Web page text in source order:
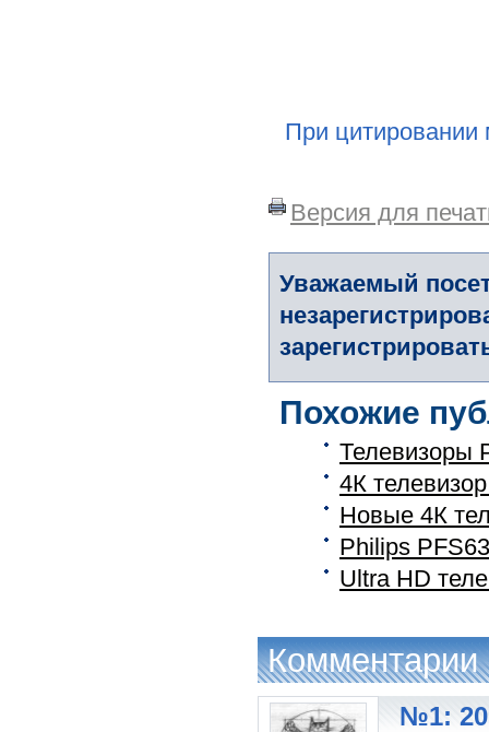
При цитировании
Версия для
Уважаемый
Похожие
Телевизоры
4К
Новые 4К
Philips
Ultra HD
Комментарии
№1: 20